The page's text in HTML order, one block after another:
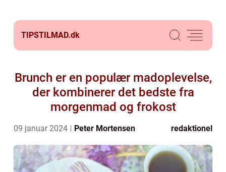
TIPSTILMAD.dk
Brunch er en populær madoplevelse,
der kombinerer det bedste fra
morgenmad og frokost
09 januar 2024 Peter Mortensen redaktionel